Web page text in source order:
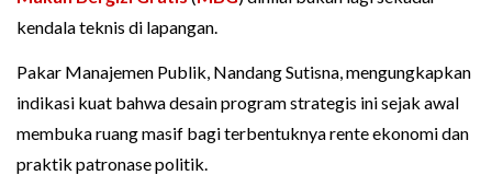
kendala teknis di lapangan.
Pakar Manajemen Publik, Nandang Sutisna, mengungkapkan
indikasi kuat bahwa desain program strategis ini sejak awal
membuka ruang masif bagi terbentuknya rente ekonomi dan
praktik patronase politik.